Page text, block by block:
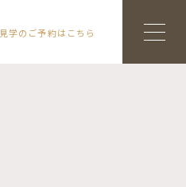
見学のご予約はこちら